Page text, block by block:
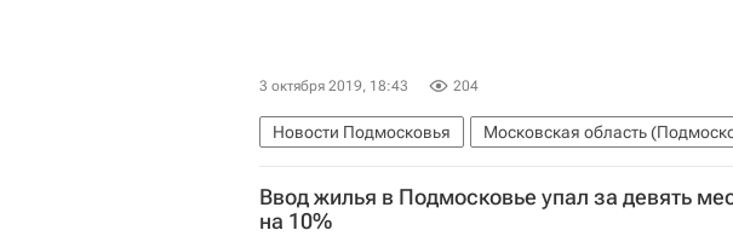
3 октября 2019, 18:43 204
Новости Подмосковья
Московская область
Московская областная дума
Евгений Хромушин
Ввод жилья в Подмосковье упал за девять
на 10%